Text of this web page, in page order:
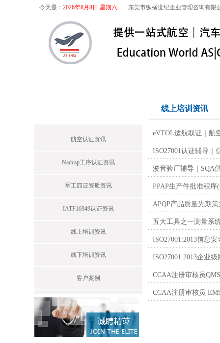
今天是： 2026年8月8日 星期六 东莞市纵横世纪企业管理咨询有限
航空认证资讯
Nadcap工序认证资讯
军工四证资质资讯
IATF16949认证资讯
线上培训资讯
线下培训资讯
客户案例
线上培训资讯
eVTOL适航取证｜航
ISO27001认证辅导｜
波音验厂辅导｜SQA
PPAP生产件批准程序
APQP产品质量先期
五大工具之一测量系
ISO27001:2013信息
ISO27001:2013企业
CCAA注册审核员
CCAA注册审核员